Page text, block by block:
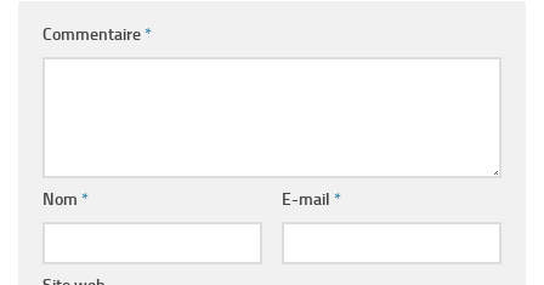
Commentaire*
Nom * E-mail *